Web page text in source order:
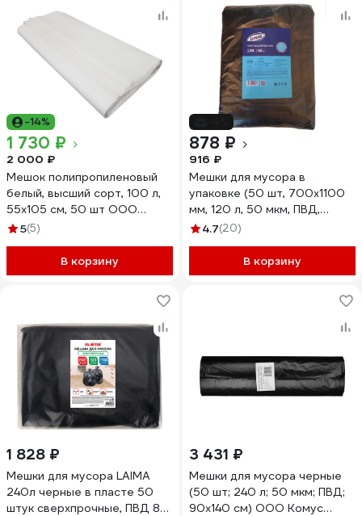
-14%
1 730 ₽
2 000 ₽
Мешок полипропиленовый
белый, высший сорт, 100 л,
55x105 см, 50 шт ООО
"Тандем Альянс" 0014
5(5)
В корзину
878 ₽
916 ₽
Мешки для мусора в
упаковке (50 шт, 700х1100
мм, 120 л, 50 мкм, ПВД,
черные) Luscan 1622054
4.7(20)
В корзину
1 828 ₽
Мешки для мусора LAIMA
240л черные в пласте 50
штук сверхпрочные, ПВД 80
3 431 ₽
Мешки для мусора черные
(50 шт; 240 л; 50 мкм; ПВД;
90х140 см) ООО Комус